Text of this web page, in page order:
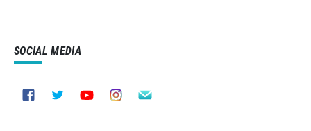
SOCIAL MEDIA